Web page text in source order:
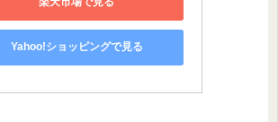
Yahoo!ショッピングで見る